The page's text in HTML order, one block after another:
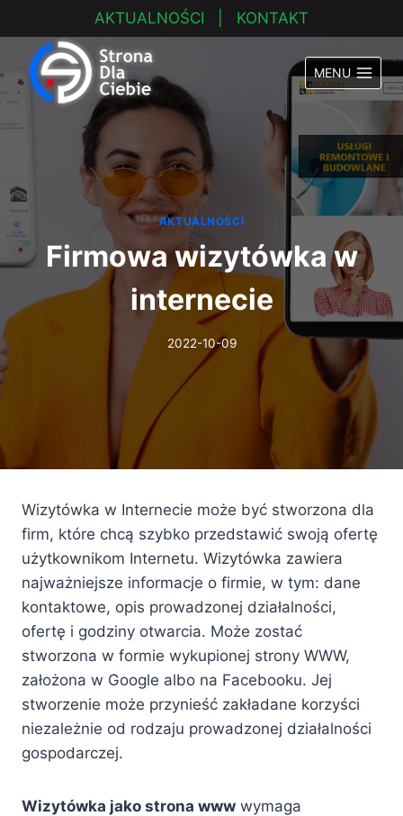
do
treści
AKTUALNOŚCI KONTAKT
MENU
AKTUALNOŚCI
Firmowa wizytówka w
internecie
2022-10-09
Wizytówka w Internecie może być stworzona dla
firm, które chcą szybko przedstawić swoją ofertę
użytkownikom Internetu. Wizytówka zawiera
najważniejsze informacje o firmie, w tym: dane
kontaktowe, opis prowadzonej działalności,
ofertę i godziny otwarcia. Może zostać
stworzona w formie wykupionej strony WWW,
założona w Google albo na Facebooku. Jej
stworzenie może przynieść zakładane korzyści
niezależnie od rodzaju prowadzonej działalności
gospodarczej.
Wizytówka jako strona www wymaga